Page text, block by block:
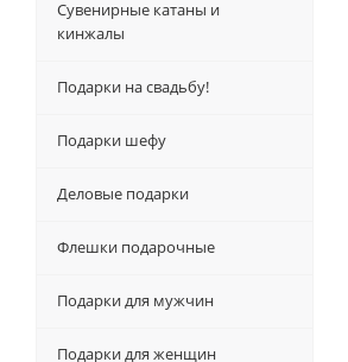
Сувенирные катаны и
кинжалы
Подарки на свадьбу!
Подарки шефу
Деловые подарки
Флешки подарочные
Подарки для мужчин
Подарки для женщин